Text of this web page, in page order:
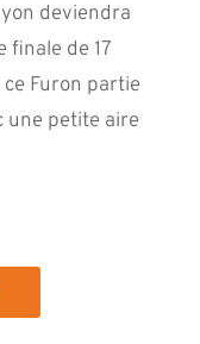
deviendra
finale de 17
Furon partie
une petite aire